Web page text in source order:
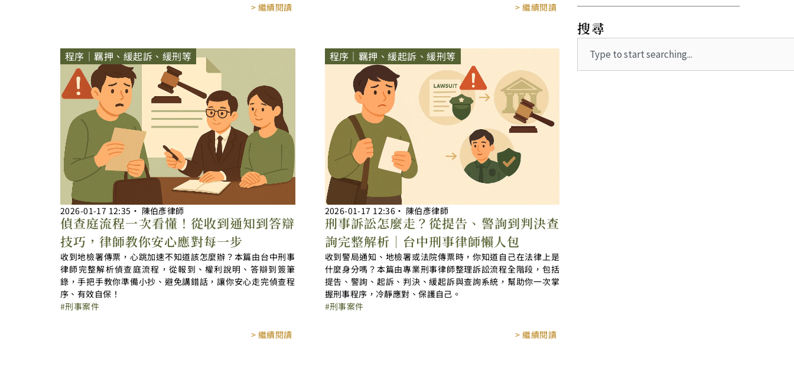
> 繼續閱讀 > 繼續閱讀
程序｜羈押、緩起訴、緩刑等
2026-01-17 12:35 ‧ 陳伯彥律師
偵查庭流程一次看懂！從收到通知到答辯
技巧，律師教你安心應對每一步
收到地檢署傳票，心跳加速不知道該怎麼辦？本篇由台中刑事
律師完整解析偵查庭流程，從報到、權利說明、答辯到簽筆
錄，手把手教你準備小抄、避免講錯話，讓你安心走完偵查程
序、有效自保！
刑事案件
> 繼續閱讀
程序｜羈押、緩起訴、緩刑等
2026-01-17 12:36 ‧ 陳伯彥律師
刑事訴訟怎麼走？從提告、警詢到判決查
詢完整解析｜台中刑事律師懶人包
收到警局通知、地檢署或法院傳票時，你知道自己在法律上是
什麼身分嗎？本篇由專業刑事律師整理訴訟流程全階段，包括
提告、警詢、起訴、判決、緩起訴與查詢系統，幫助你一次掌
握刑事程序，冷靜應對、保護自己。
刑事案件
> 繼續閱讀
搜尋